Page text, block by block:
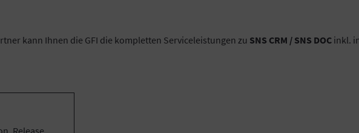
kann Ihnen die GFI die kompletten Serviceleistungen zu SNS CRM / SNS DOC inkl.
Release